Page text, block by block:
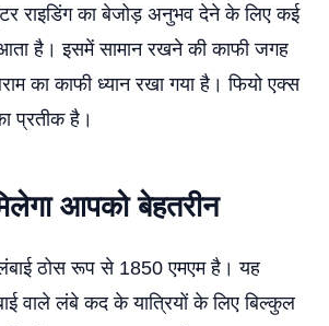
राइडिंग का बेजोड़ अनुभव देने के लिए कई
है। इसमें सामान रखने की काफी जगह
का काफी ध्यान रखा गया है। फियो एक्स
प्रतीक है।
आपको बेहतरीन
ठोस रूप से 1850 एमएम है। यह
वाले लंबे कद के यात्रियों के लिए बिल्कुल